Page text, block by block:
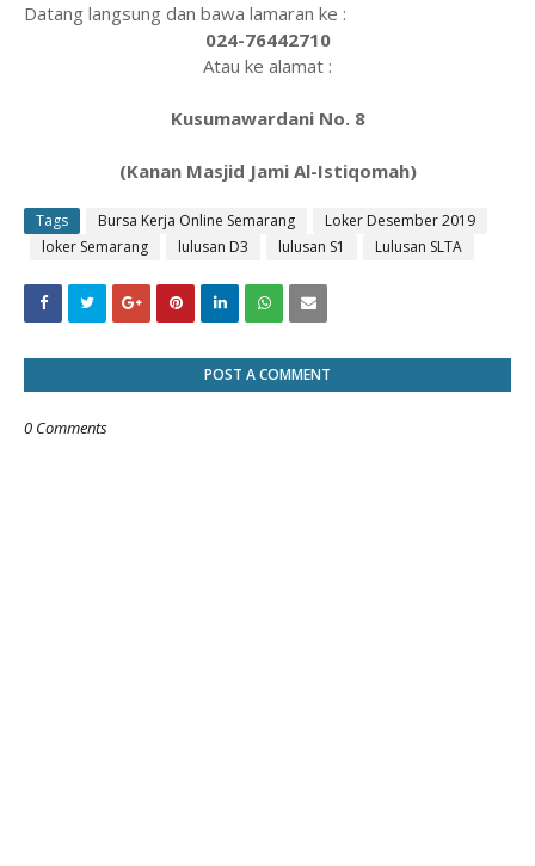
Datang langsung dan bawa lamaran ke :
024-76442710
Atau ke alamat :
Kusumawardani No. 8
(Kanan Masjid Jami Al-Istiqomah)
Tags Bursa Kerja Online Semarang
Loker Desember 2019
loker Semarang
lulusan D3 lulusan S1 Lulusan SLTA
POST A COMMENT
0 Comments